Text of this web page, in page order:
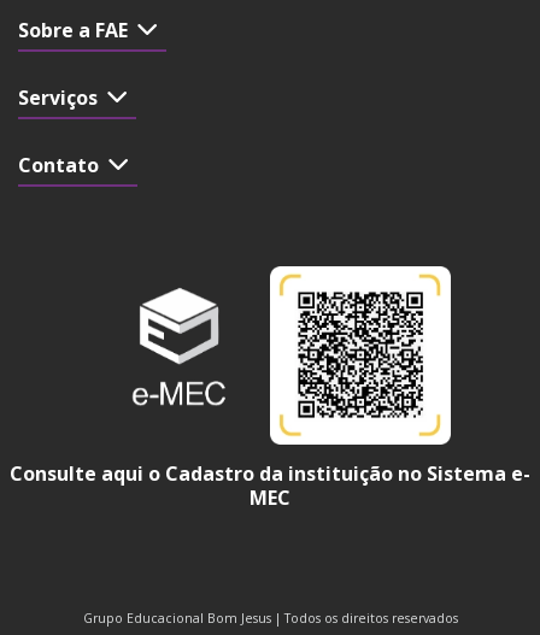
Sobre a FAE
Serviços
Contato
Consulte aqui o Cadastro da instituição no Sistema e-
MEC
Grupo Educacional Bom Jesus | Todos os direitos reservados